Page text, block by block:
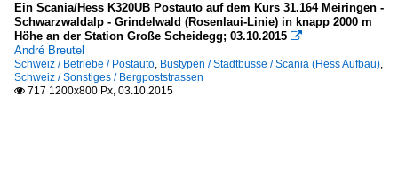
Ein Scania/Hess K320UB Postauto auf dem Kurs 31.164 Meiringen -
Schwarzwaldalp - Grindelwald (Rosenlaui-Linie) in knapp 2000 m
Höhe an der Station Große Scheidegg; 03.10.2015 
André Breutel
Schweiz / Betriebe / Postauto, Bustypen / Stadtbusse / Scania (Hess Aufbau),
Schweiz / Sonstiges / Bergpoststrassen
 717 1200x800 Px, 03.10.2015